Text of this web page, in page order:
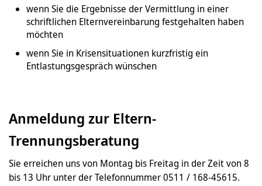
wenn Sie die Ergebnisse der Vermittlung in einer
schriftlichen Elternvereinbarung festgehalten haben
möchten
wenn Sie in Krisensituationen kurzfristig ein
Entlastungsgespräch wünschen
Anmeldung zur Eltern-
Trennungsberatung
Sie erreichen uns von Montag bis Freitag in der Zeit von 8
bis 13 Uhr unter der Telefonnummer 0511 / 168-45615.